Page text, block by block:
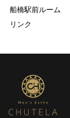
船橋駅前ルーム
リンク